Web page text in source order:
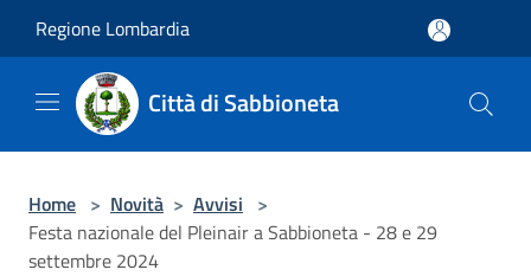
Regione Lombardia
Città di Sabbioneta
Home > Novità > Avvisi >
Festa nazionale del Pleinair a Sabbioneta - 28 e 29
settembre 2024